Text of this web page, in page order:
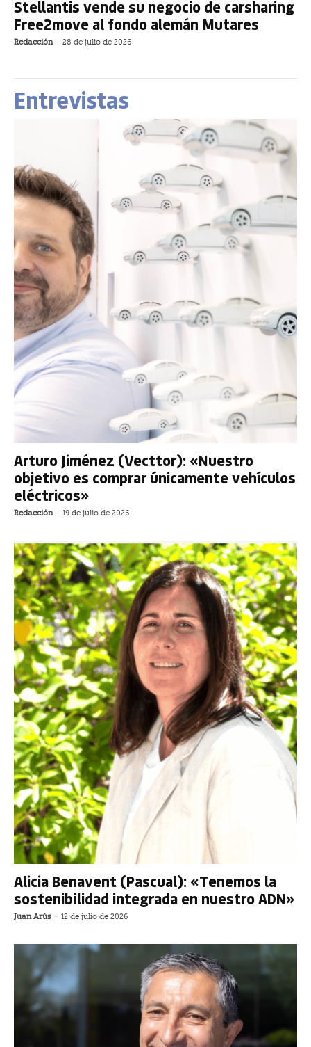
Stellantis vende su negocio de carsharing
Free2move al fondo alemán Mutares
Redacción - 28 de julio de 2026
Entrevistas
Arturo Jiménez (Vecttor): «Nuestro
objetivo es comprar únicamente vehículos
eléctricos»
Redacción - 19 de julio de 2026
Alicia Benavent (Pascual): «Tenemos la
sostenibilidad integrada en nuestro ADN»
Juan Arús - 12 de julio de 2026